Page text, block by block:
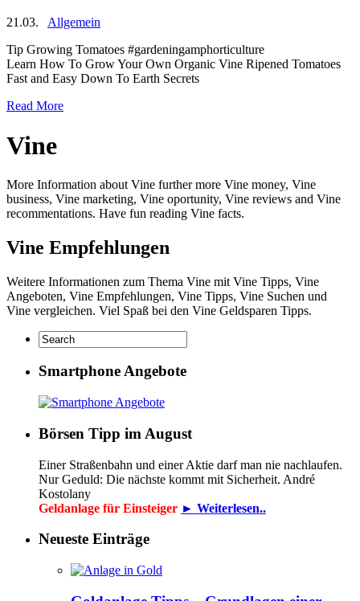
21.03.
Allgemein
Tip Growing Tomatoes #gardeningamphorticulture
Learn How To Grow Your Own Organic Vine Ripened Tomatoes
Fast and Easy Down To Earth Secrets
Read More
Vine
More Information about Vine further more Vine money, Vine
business, Vine marketing, Vine oportunity, Vine reviews and Vine
recommentations. Have fun reading Vine facts.
Vine Empfehlungen
Weitere Informationen zum Thema Vine mit Vine Tipps, Vine
Angeboten, Vine Empfehlungen, Vine Tipps, Vine Suchen und
Vine vergleichen. Viel Spaß bei den Vine Geldsparen Tipps.
Smartphone Angebote
Börsen Tipp im August
Einer Straßenbahn und einer Aktie darf man nie nachlaufen.
Nur Geduld: Die nächste kommt mit Sicherheit. André
Kostolany
Geldanlage für Einsteiger ► Weiterlesen..
Neueste Einträge